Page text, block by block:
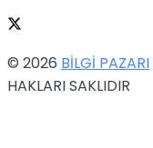
© 2026 BİLGİ PAZARI
HAKLARI SAKLIDIR